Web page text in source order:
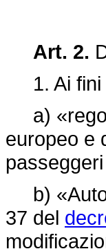
Art. 2.
1. Ai fini
a)
europeo e
b)
37 del